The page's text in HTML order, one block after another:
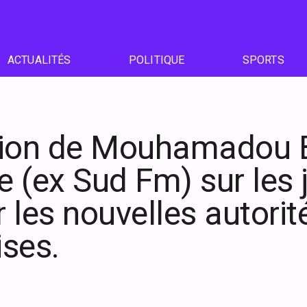
ACTUALITÉS POLITIQUE SPORTS
de Mouhamadou
(ex Sud Fm) sur les
les nouvelles